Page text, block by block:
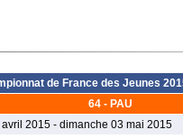
de France des Jeunes
64 - PAU
2015 - dimanche 03 mai 2015